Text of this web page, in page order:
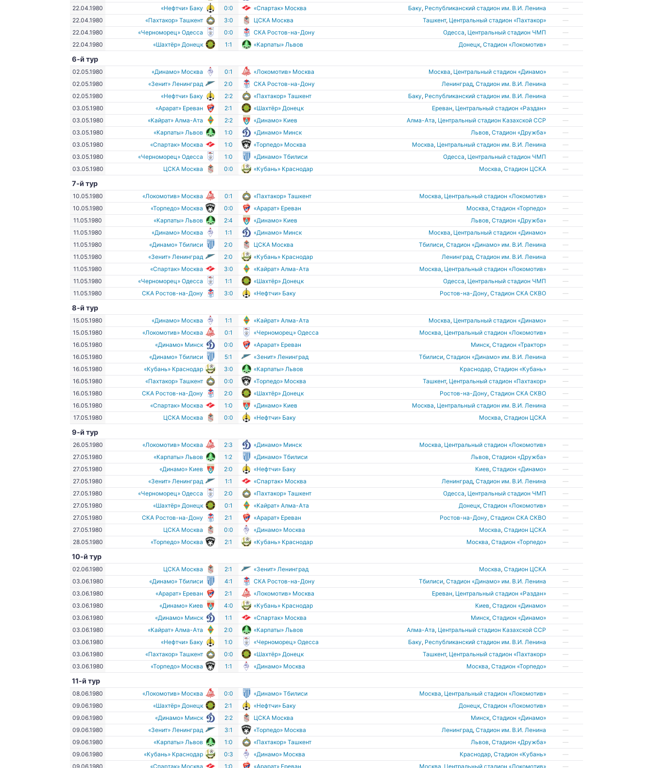
22.04.1980
«Нефтчи» Баку 0:0 «Спартак» Москва Баку, Республиканский стадион им. В.И. Ленина
—
22.04.1980
«Пахтакор» Ташкент 3:0 ЦСКА Москва Ташкент, Центральный стадион «Пахтакор»
—
22.04.1980
«Черноморец» Одесса 0:0 СКА Ростов-на-Дону Одесса, Центральный стадион ЧМП
—
22.04.1980
«Шахтёр» Донецк 1:1 «Карпаты» Львов Донецк,Стадион «Локомотив» —
6-й тур
02.05.1980 «Динамо» Москва 0:1 «Локомотив» Москва Москва, Центральный стадион «Динамо»
—
02.05.1980
«Зенит» Ленинград 2:0 СКА Ростов-на-Дону Ленинград,Стадион им. В.И. Ленина
—
02.05.1980
«Нефтчи» Баку 2:2 «Пахтакор» Ташкент Баку, Республиканский стадион им. В.И. Ленина
—
03.05.1980
«Арарат» Ереван 2:1 «Шахтёр» Донецк Ереван, Центральный стадион «Раздан»
—
03.05.1980
«Кайрат» Алма-Ата 2:2 «Динамо» Киев Алма-Ата, Центральный стадион Казахской ССР
—
03.05.1980
«Карпаты» Львов 1:0 «Динамо» Минск Львов,Стадион «Дружба»
—
03.05.1980
«Спартак» Москва 1:0 «Торпедо» Москва Москва, Центральный стадион им. В.И. Ленина
—
03.05.1980
«Черноморец» Одесса 1:0 «Динамо» Тбилиси Одесса, Центральный стадион ЧМП
—
03.05.1980
ЦСКА Москва 0:0 «Кубань» Краснодар Москва,Стадион ЦСКА —
7-й тур
10.05.1980 «Локомотив» Москва 0:1 «Пахтакор» Ташкент Москва, Центральный стадион «Локомотив»
—
10.05.1980
«Торпедо» Москва 0:0 «Арарат» Ереван Москва,Стадион «Торпедо»
—
11.05.1980
«Карпаты» Львов 2:4 «Динамо» Киев Львов,Стадион «Дружба»
—
11.05.1980
«Динамо» Москва 1:1 «Динамо» Минск Москва, Центральный стадион «Динамо»
—
11.05.1980
«Динамо» Тбилиси 2:0 ЦСКА Москва Тбилиси,Стадион «Динамо» им. В.И. Ленина
—
11.05.1980
«Зенит» Ленинград 2:0 «Кубань» Краснодар Ленинград,Стадион им. В.И. Ленина
—
11.05.1980
«Спартак» Москва 3:0 «Кайрат» Алма-Ата Москва, Центральный стадион «Локомотив»
—
11.05.1980
«Черноморец» Одесса 1:1 «Шахтёр» Донецк Одесса, Центральный стадион ЧМП
—
11.05.1980
СКА Ростов-на-Дону 3:0 «Нефтчи» Баку Ростов-на-Дону,Стадион СКА СКВО —
8-й тур
15.05.1980 «Динамо» Москва 1:1 «Кайрат» Алма-Ата Москва, Центральный стадион «Динамо»
—
15.05.1980
«Локомотив» Москва 0:1 «Черноморец» Одесса Москва, Центральный стадион «Локомотив»
—
16.05.1980
«Динамо» Минск 0:0 «Арарат» Ереван Минск,Стадион «Трактор»
—
16.05.1980
«Динамо» Тбилиси 5:1 «Зенит» Ленинград Тбилиси,Стадион «Динамо» им. В.И. Ленина
—
16.05.1980
«Кубань» Краснодар 3:0 «Карпаты» Львов Краснодар,Стадион «Кубань»
—
16.05.1980
«Пахтакор» Ташкент 0:0 «Торпедо» Москва Ташкент, Центральный стадион «Пахтакор»
—
16.05.1980
СКА Ростов-на-Дону 2:0 «Шахтёр» Донецк Ростов-на-Дону,Стадион СКА СКВО
—
16.05.1980
«Спартак» Москва 1:0 «Динамо» Киев Москва, Центральный стадион им. В.И. Ленина
—
17.05.1980
ЦСКА Москва 0:0 «Нефтчи» Баку Москва,Стадион ЦСКА —
9-й тур
26.05.1980 «Локомотив» Москва 2:3 «Динамо» Минск Москва, Центральный стадион «Локомотив»
—
27.05.1980
«Карпаты» Львов 1:2 «Динамо» Тбилиси Львов,Стадион «Дружба»
—
27.05.1980
«Динамо» Киев 2:0 «Нефтчи» Баку Киев,Стадион «Динамо»
—
27.05.1980
«Зенит» Ленинград 1:1 «Спартак» Москва Ленинград,Стадион им. В.И. Ленина
—
27.05.1980
«Черноморец» Одесса 2:0 «Пахтакор» Ташкент Одесса, Центральный стадион ЧМП
—
27.05.1980
«Шахтёр» Донецк 0:1 «Кайрат» Алма-Ата Донецк,Стадион «Локомотив»
—
27.05.1980
СКА Ростов-на-Дону 2:1 «Арарат» Ереван Ростов-на-Дону,Стадион СКА СКВО
—
27.05.1980
ЦСКА Москва 0:0 «Динамо» Москва Москва,Стадион ЦСКА
—
28.05.1980
«Торпедо» Москва 2:1 «Кубань» Краснодар Москва,Стадион «Торпедо» —
10-й тур
02.06.1980 ЦСКА Москва 2:1 «Зенит» Ленинград Москва,Стадион ЦСКА
—
03.06.1980
«Динамо» Тбилиси 4:1 СКА Ростов-на-Дону Тбилиси,Стадион «Динамо» им. В.И. Ленина
—
03.06.1980
«Арарат» Ереван 2:1 «Локомотив» Москва Ереван, Центральный стадион «Раздан»
—
03.06.1980
«Динамо» Киев 4:0 «Кубань» Краснодар Киев,Стадион «Динамо»
—
03.06.1980
«Динамо» Минск 1:1 «Спартак» Москва Минск,Стадион «Динамо»
—
03.06.1980
«Кайрат» Алма-Ата 2:0 «Карпаты» Львов Алма-Ата, Центральный стадион Казахской ССР
—
03.06.1980
«Нефтчи» Баку 1:0 «Черноморец» Одесса Баку, Республиканский стадион им. В.И. Ленина
—
03.06.1980
«Пахтакор» Ташкент 0:0 «Шахтёр» Донецк Ташкент, Центральный стадион «Пахтакор»
—
03.06.1980
«Торпедо» Москва 1:1 «Динамо» Москва Москва,Стадион «Торпедо» —
11-й тур
08.06.1980 «Локомотив» Москва 0:0 «Динамо» Тбилиси Москва, Центральный стадион «Локомотив»
—
09.06.1980
«Шахтёр» Донецк 2:1 «Нефтчи» Баку Донецк,Стадион «Локомотив»
—
09.06.1980
«Динамо» Минск 2:2 ЦСКА Москва Минск,Стадион «Динамо»
—
09.06.1980
«Зенит» Ленинград 3:1 «Торпедо» Москва Ленинград,Стадион им. В.И. Ленина
—
09.06.1980
«Карпаты» Львов 1:0 «Пахтакор» Ташкент Львов,Стадион «Дружба»
—
09.06.1980
«Кубань» Краснодар 0:3 «Динамо» Москва Краснодар,Стадион «Кубань»
—
09.06.1980
«Спартак» Москва 1:0 «Арарат» Ереван Москва, Центральный стадион «Локомотив» —